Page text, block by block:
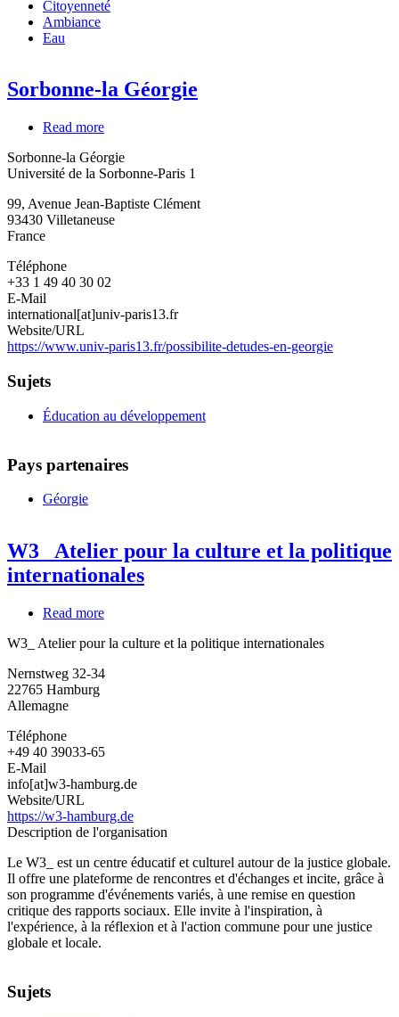
Citoyenneté
Ambiance
Eau
Sorbonne-la Géorgie
Read more
la
Géorgie
Sorbonne-la Géorgie
Université de la Sorbonne-Paris 1
99, Avenue Jean-Baptiste Clément
93430 Villetaneuse
France
Téléphone
+33 1 49 40 30 02
E-Mail
international[at]univ-paris13.fr
Website/URL
https://www.univ-paris13.fr/possibilite-detudes-en-georgie
Sujets
Éducation au développement
Pays partenaires
Géorgie
W3_ Atelier pour la culture et la politique
internationales
Read more
Atelier
la
internationales
W3_ Atelier pour la culture et la politique internationales
Nernstweg 32-34
22765 Hamburg
Allemagne
Téléphone
+49 40 39033-65
E-Mail
info[at]w3-hamburg.de
Website/URL
https://w3-hamburg.de
Description de l'organisation
Le W3_ est un centre éducatif et culturel autour de la justice globale.
Il offre une plateforme de rencontres et d'échanges et incite, grâce à
son programme d'événements variés, à une remise en question
critique des rapports sociaux. Elle invite à l'inspiration, à
l'expérience, à la réflexion et à l'action commune pour une justice
globale et locale.
Sujets